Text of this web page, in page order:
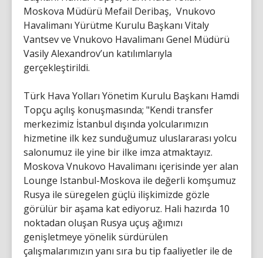
Moskova Müdürü Mefail Deribaş, Vnukovo
Havalimanı Yürütme Kurulu Başkanı Vitaly
Vantsev ve Vnukovo Havalimanı Genel Müdürü
Vasily Alexandrov’un katılımlarıyla
gerçekleştirildi.
Türk Hava Yolları Yönetim Kurulu Başkanı Hamdi
Topçu açılış konuşmasında; "Kendi transfer
merkezimiz İstanbul dışında yolcularımızın
hizmetine ilk kez sunduğumuz uluslararası yolcu
salonumuz ile yine bir ilke imza atmaktayız.
Moskova Vnukovo Havalimanı içerisinde yer alan
Lounge Istanbul-Moskova ile değerli komşumuz
Rusya ile süregelen güçlü ilişkimizde gözle
görülür bir aşama kat ediyoruz. Hali hazırda 10
noktadan oluşan Rusya uçuş ağımızı
genişletmeye yönelik sürdürülen
çalışmalarımızın yanı sıra bu tip faaliyetler ile de